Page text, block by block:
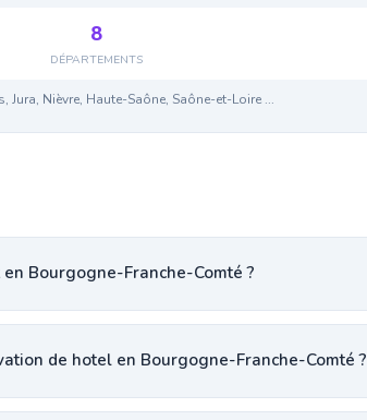
8
DÉPARTEMENTS
Nièvre, Haute-Saône, Saône-et-Loire ...
Bourgogne-Franche-Comté ?
de hotel en Bourgogne-Franche-Comté ?